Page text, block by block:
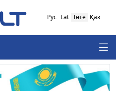
Қаз
Төте
Lat
Рус